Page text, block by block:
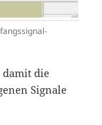
damit die
Signale